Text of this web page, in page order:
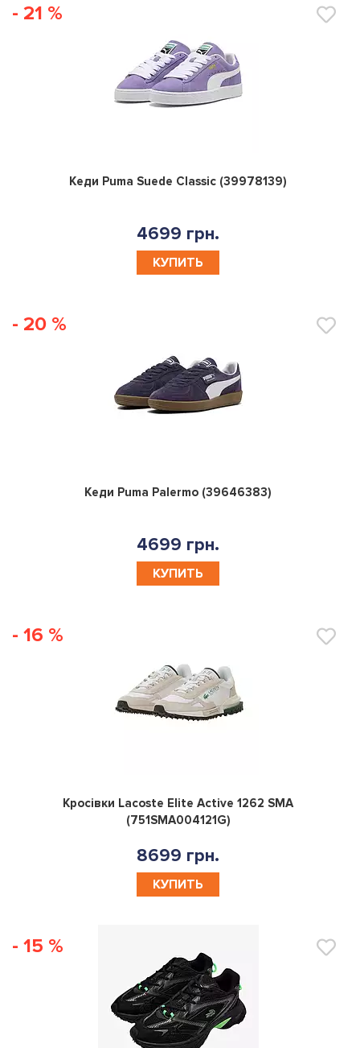
- 21 %
0
Кеди Puma Suede Classic (39978139)
4699 грн.
КУПИТЬ
- 20 %
0
Кеди Puma Palermo (39646383)
4699 грн.
КУПИТЬ
- 16 %
0
Кросівки Lacoste Elite Active 1262 SMA
(751SMA004121G)
8699 грн.
КУПИТЬ
- 15 %